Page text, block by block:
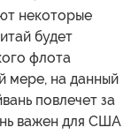
некоторые
будет
флота
мере, на данный
повлечет за
важен для США